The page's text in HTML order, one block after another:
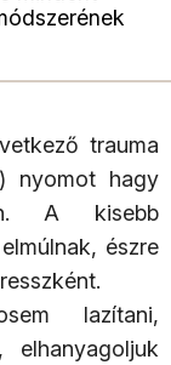
trauma
nyomot hagy
A kisebb
észre
lazítani,
elhanyagoljuk